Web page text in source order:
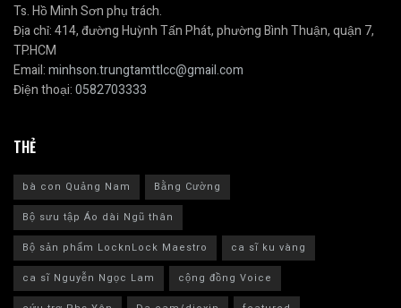
Ts. Hồ Minh Sơn phụ trách.
Địa chỉ: 414, đường Huỳnh Tấn Phát, phường Bình Thuận, quận 7,
TP.HCM
Email:minhson.trungtamttlcc@gmail.com
Điện thoại:0582703333
THẺ
bà con Quảng Nam
Bằng Cường
Bộ sưu tập Áo dài Ngũ thân
Bộ sản phẩm LocknLock Maestro
ca sĩ ku vàng
ca sĩ Nguyễn Ngọc Lam
cộng đồng Voice